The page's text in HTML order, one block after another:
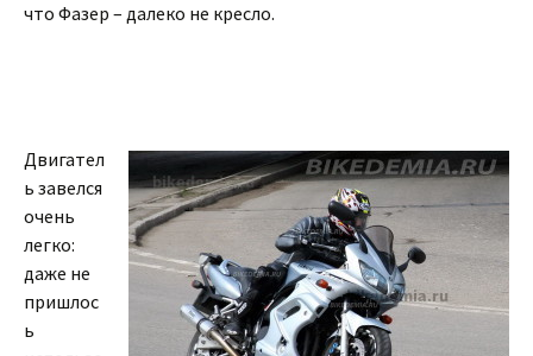
что Фазер – далеко не кресло.
Двигател
ь завелся
очень
легко:
даже не
пришлос
ь